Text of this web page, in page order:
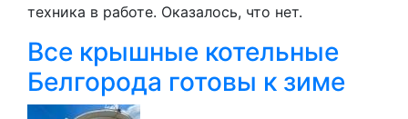
техника в работе. Оказалось, что нет.
Все крышные котельные
Белгорода готовы к зиме